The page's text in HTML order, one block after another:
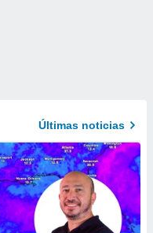
Últimas noticias